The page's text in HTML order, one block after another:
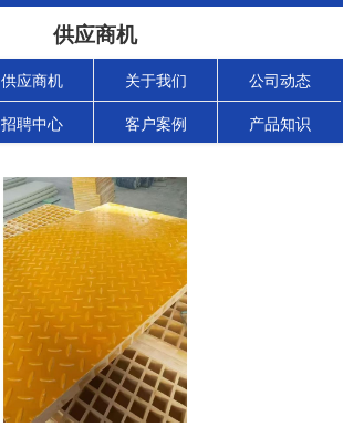
供应商机
供应商机 关于我们 公司动态
招聘中心 客户案例 产品知识